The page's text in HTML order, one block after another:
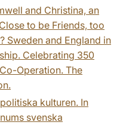
and Christina, an
to be Friends, too
Sweden and England in
Celebrating 350
Operation. The
kulturen. In
svenska